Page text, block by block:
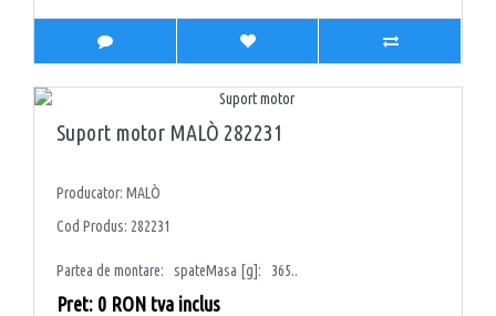
Suport motor MALÒ 282231
Producator: MALÒ
Cod Produs: 282231
Partea de montare: spateMasa [g]: 365..
Pret: 0 RON tva inclus